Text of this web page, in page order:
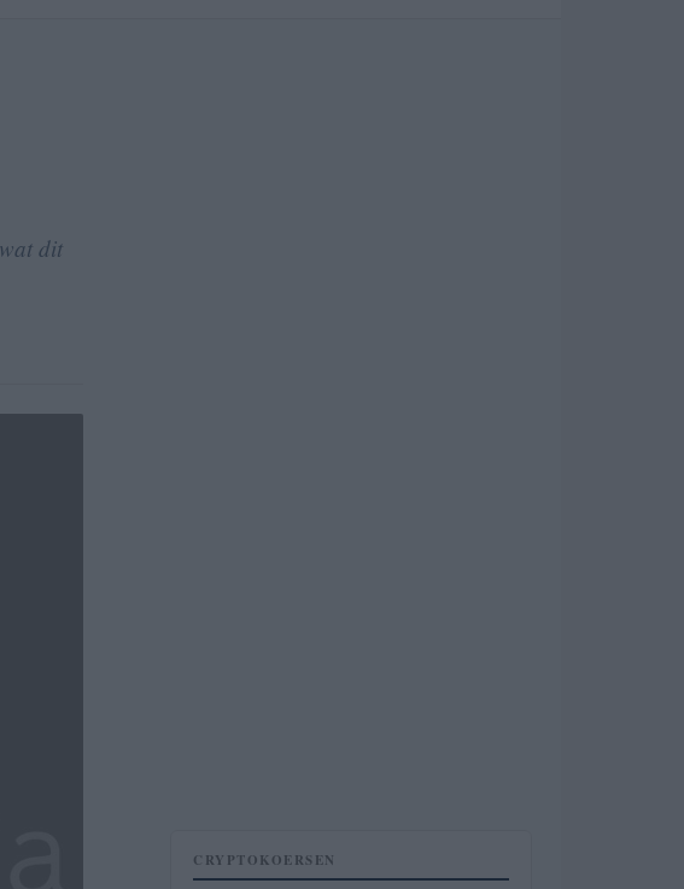
dit
CRYPTOKOERSEN